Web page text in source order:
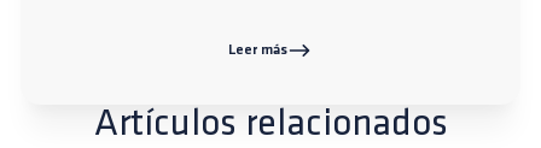
Leer más
Artículos relacionados